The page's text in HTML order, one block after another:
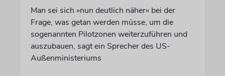
Man sei sich »nun deutlich näher« bei der
Frage, was getan werden müsse, um die
sogenannten Pilotzonen weiterzuführen und
auszubauen, sagt ein Sprecher des US-
Außenministeriums